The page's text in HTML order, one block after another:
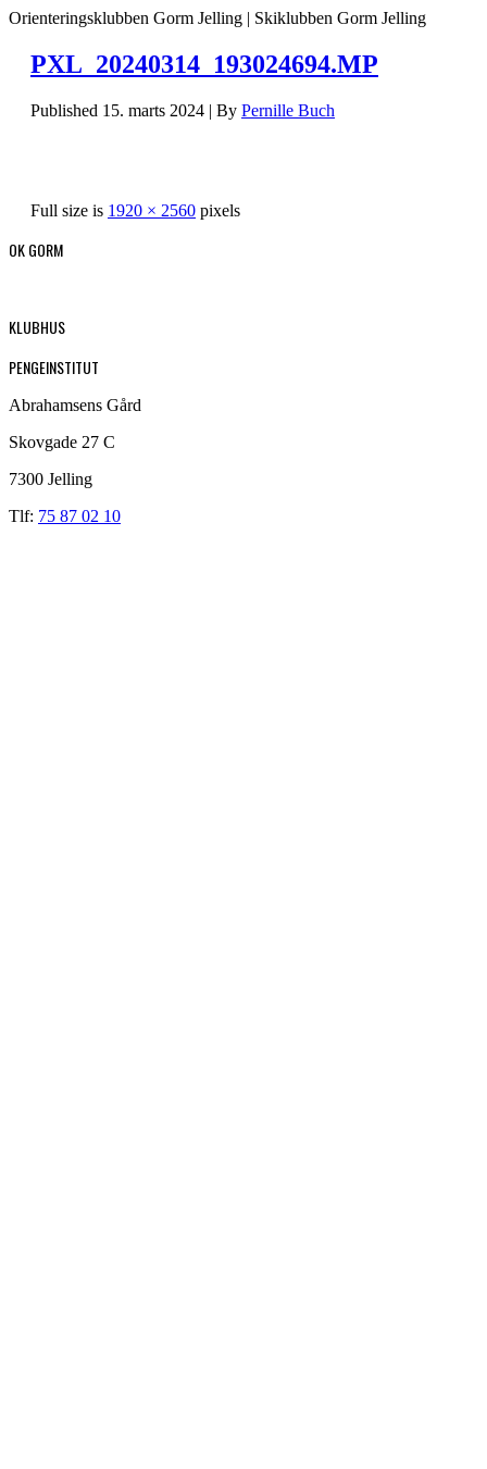
Orienteringsklubben Gorm Jelling | Skiklubben Gorm Jelling
PXL_20240314_193024694.MP
Published 15. marts 2024 | By Pernille Buch
Full size is 1920 × 2560 pixels
OK GORM
KLUBHUS
PENGEINSTITUT
Abrahamsens Gård
Skovgade 27 C
7300 Jelling
Tlf: 75 87 02 10